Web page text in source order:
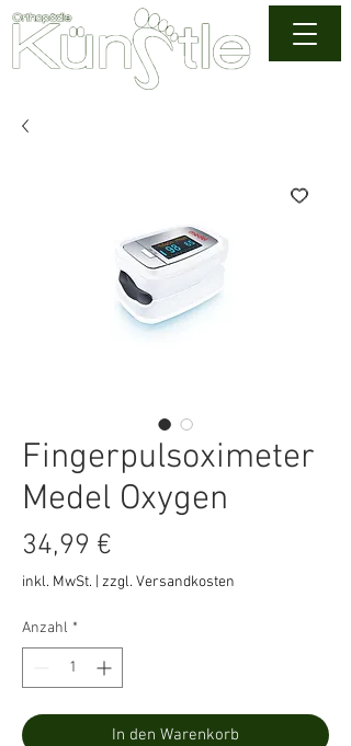
Fingerpulsoximeter
Medel Oxygen
34,99 €
inkl. MwSt. zzgl. Versandkosten
Anzahl *
In den Warenkorb